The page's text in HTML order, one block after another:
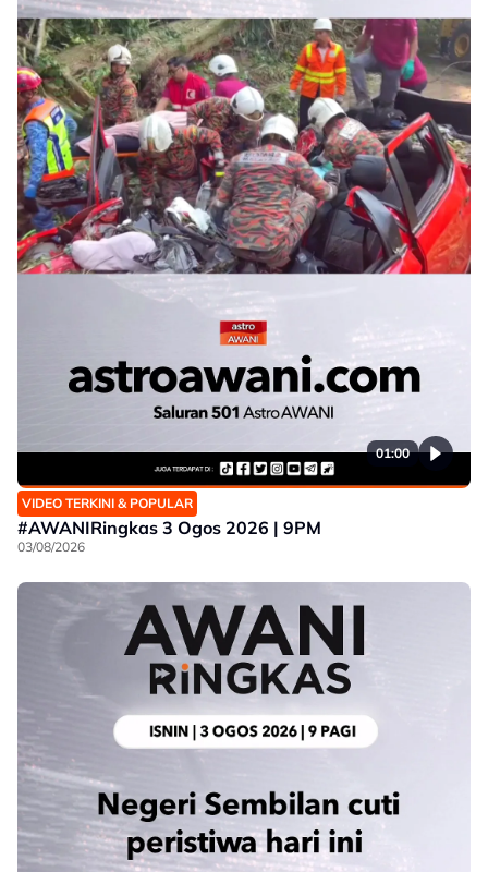
01:00
VIDEO TERKINI & POPULAR
#AWANIRingkas 3 Ogos 2026 | 9PM
03/08/2026